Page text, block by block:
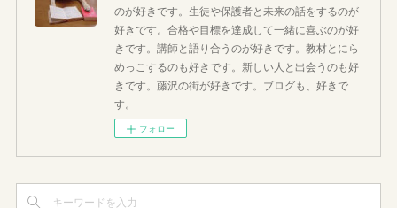
のが好きです。生徒や保護者と未来の話をするのが
好きです。合格や目標を達成して一緒に喜ぶのが好
きです。講師と語り合うのが好きです。教材とにら
めっこするのも好きです。新しい人と出会うのも好
きです。藤沢の街が好きです。ブログも、好きで
す。
フォロー